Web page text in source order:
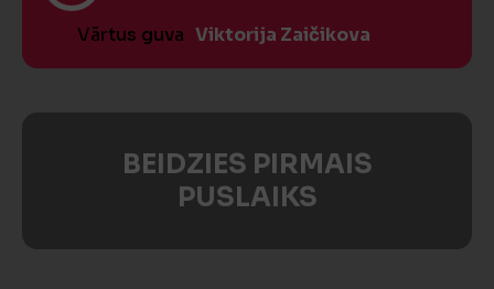
Vārtus guva Viktorija Zaičikova
BEIDZIES PIRMAIS
PUSLAIKS